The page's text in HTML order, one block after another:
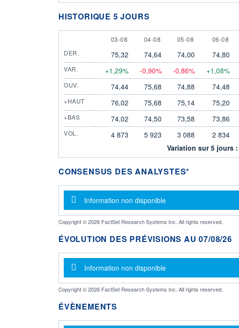
HISTORIQUE 5 JOURS
3 AUGUST
03-08 4 AUGUST
04-08 5 AUGUST
05-08 6 AUGUST
06-08
DER.
75,32 74,64 74,00 74,80
VAR. +1,29% -0,90% -0,86% +1,08%
OUV. 74,44 75,68 74,88 74,48
+HAUT 76,02 75,68 75,14 75,20
+BAS 74,02 74,50 73,58 73,86
VOL. 4 873 5 923 3 088 2 834
Variation sur 5 jours :
CONSENSUS DES ANALYSTES*
Message d'information
Information non disponible
Copyright © 2026 FactSet Research Systems Inc. All rights reserved.
ÉVOLUTION DES PRÉVISIONS AU 07/08/26
Message d'information
Information non disponible
Copyright © 2026 FactSet Research Systems Inc. All rights reserved.
ÉVÈNEMENTS